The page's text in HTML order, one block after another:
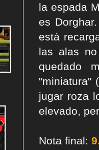
la espada
es
está
las alas
quedado
"miniatura"
jugar roza
elevado,
Nota final: